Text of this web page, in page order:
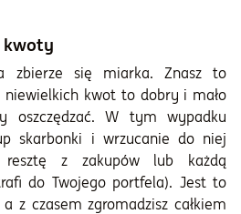
kwoty
zbierze się miarka. Znasz to
niewielkich kwot to dobry i mało
oszczędzać. W tym wypadku
skarbonki i wrzucanie do niej
z zakupów lub każdą
do Twojego portfela). Jest to
z czasem zgromadzisz całkiem